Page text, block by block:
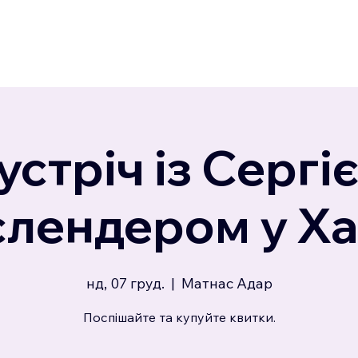
із
у
нд, 07 груд.
  |
Матнас Адар
Поспішайте та купуйте квитки.